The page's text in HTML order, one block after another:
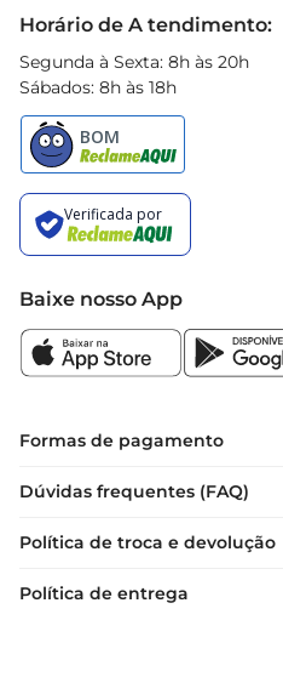
Horário de A tendimento:
Segunda à Sexta: 8h às 20h
Sábados: 8h às 18h
Baixe nosso App
Formas de pagamento
Dúvidas frequentes (FAQ)
Política de troca e devolução
Política de entrega